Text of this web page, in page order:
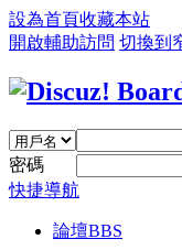
設為首頁收藏本站
開啟輔助訪問 切換到
密碼
快捷導航
論壇BBS